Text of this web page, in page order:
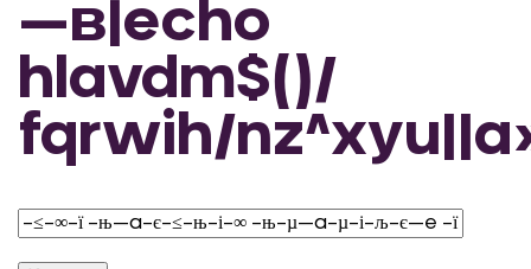
—в|echo
hlavdm$()/
fqrwih/